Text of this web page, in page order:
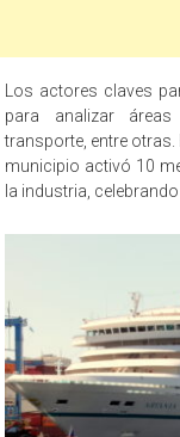
Los actores claves
para analizar
transporte, entre otras.
municipio activó 10
la industria,